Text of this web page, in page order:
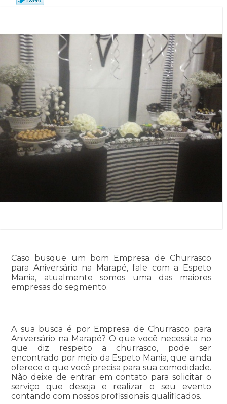
Caso busque um bom Empresa de Churrasco
para Aniversário na Marapé, fale com a Espeto
Mania, atualmente somos uma das maiores
empresas do segmento.
A sua busca é por Empresa de Churrasco para
Aniversário na Marapé? O que você necessita no
que diz respeito a churrasco, pode ser
encontrado por meio da Espeto Mania, que ainda
oferece o que você precisa para sua comodidade.
Não deixe de entrar em contato para solicitar o
serviço que deseja e realizar o seu evento
contando com nossos profissionais qualificados.